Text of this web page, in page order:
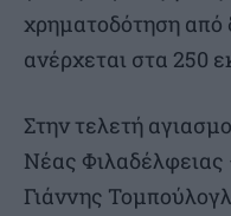
χρηματοδότηση από
ανέρχεται στα 250
Στην τελετή
Νέας
Γιάννης